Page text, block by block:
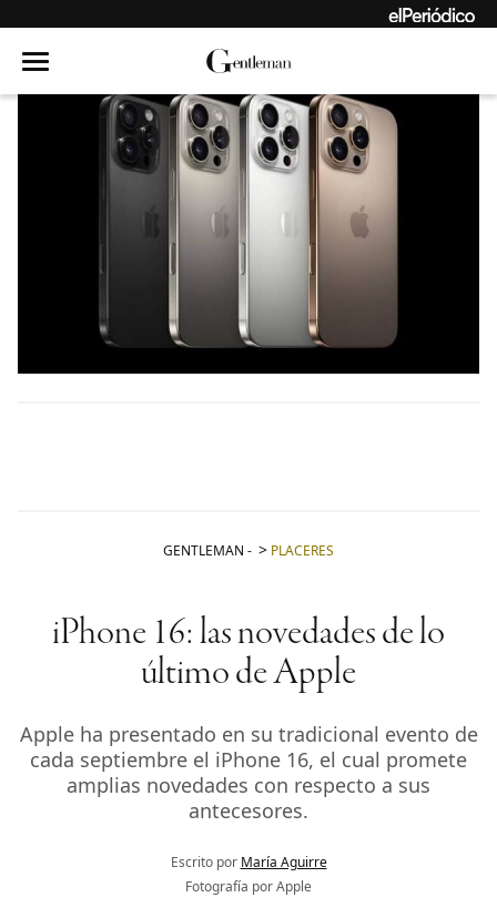
GENTLEMAN - PLACERES
iPhone 16: las novedades de lo
último de Apple
Apple ha presentado en su tradicional evento de
cada septiembre el iPhone 16, el cual promete
amplias novedades con respecto a sus
antecesores.
Escrito por María Aguirre
Fotografía por Apple